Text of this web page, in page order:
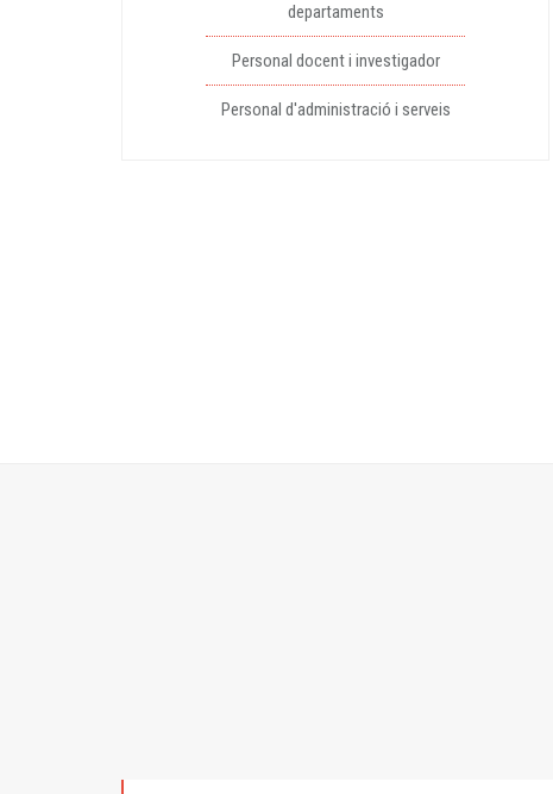
departaments
Personal docent i investigador
Personal d'administració i serveis